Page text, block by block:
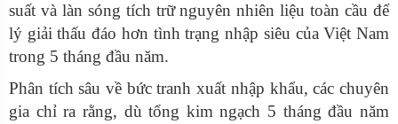
suất và làn sóng tích trữ nguyên nhiên liệu toàn cầu để
lý giải thấu đáo hơn tình trạng nhập siêu của Việt Nam
trong 5 tháng đầu năm.
Phân tích sâu về bức tranh xuất nhập khẩu, các chuyên
gia chỉ ra rằng, dù tổng kim ngạch 5 tháng đầu năm